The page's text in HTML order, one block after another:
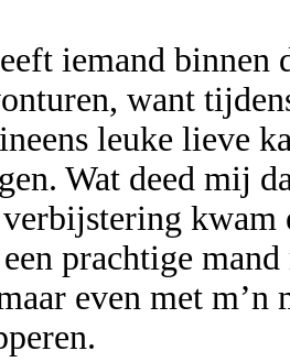
iemand binnen
want
leuke lieve
Wat deed mij
kwam
prachtige
even met m’n